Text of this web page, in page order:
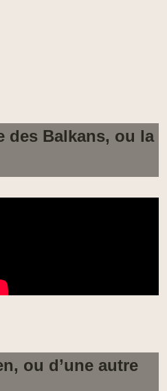
des Balkans, ou la
ou d’une autre